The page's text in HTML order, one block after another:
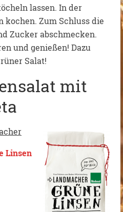
lassen. In der
kochen. Zum Schluss die
Zucker abschmecken.
und genießen! Dazu
Salat!
mit
Linsen